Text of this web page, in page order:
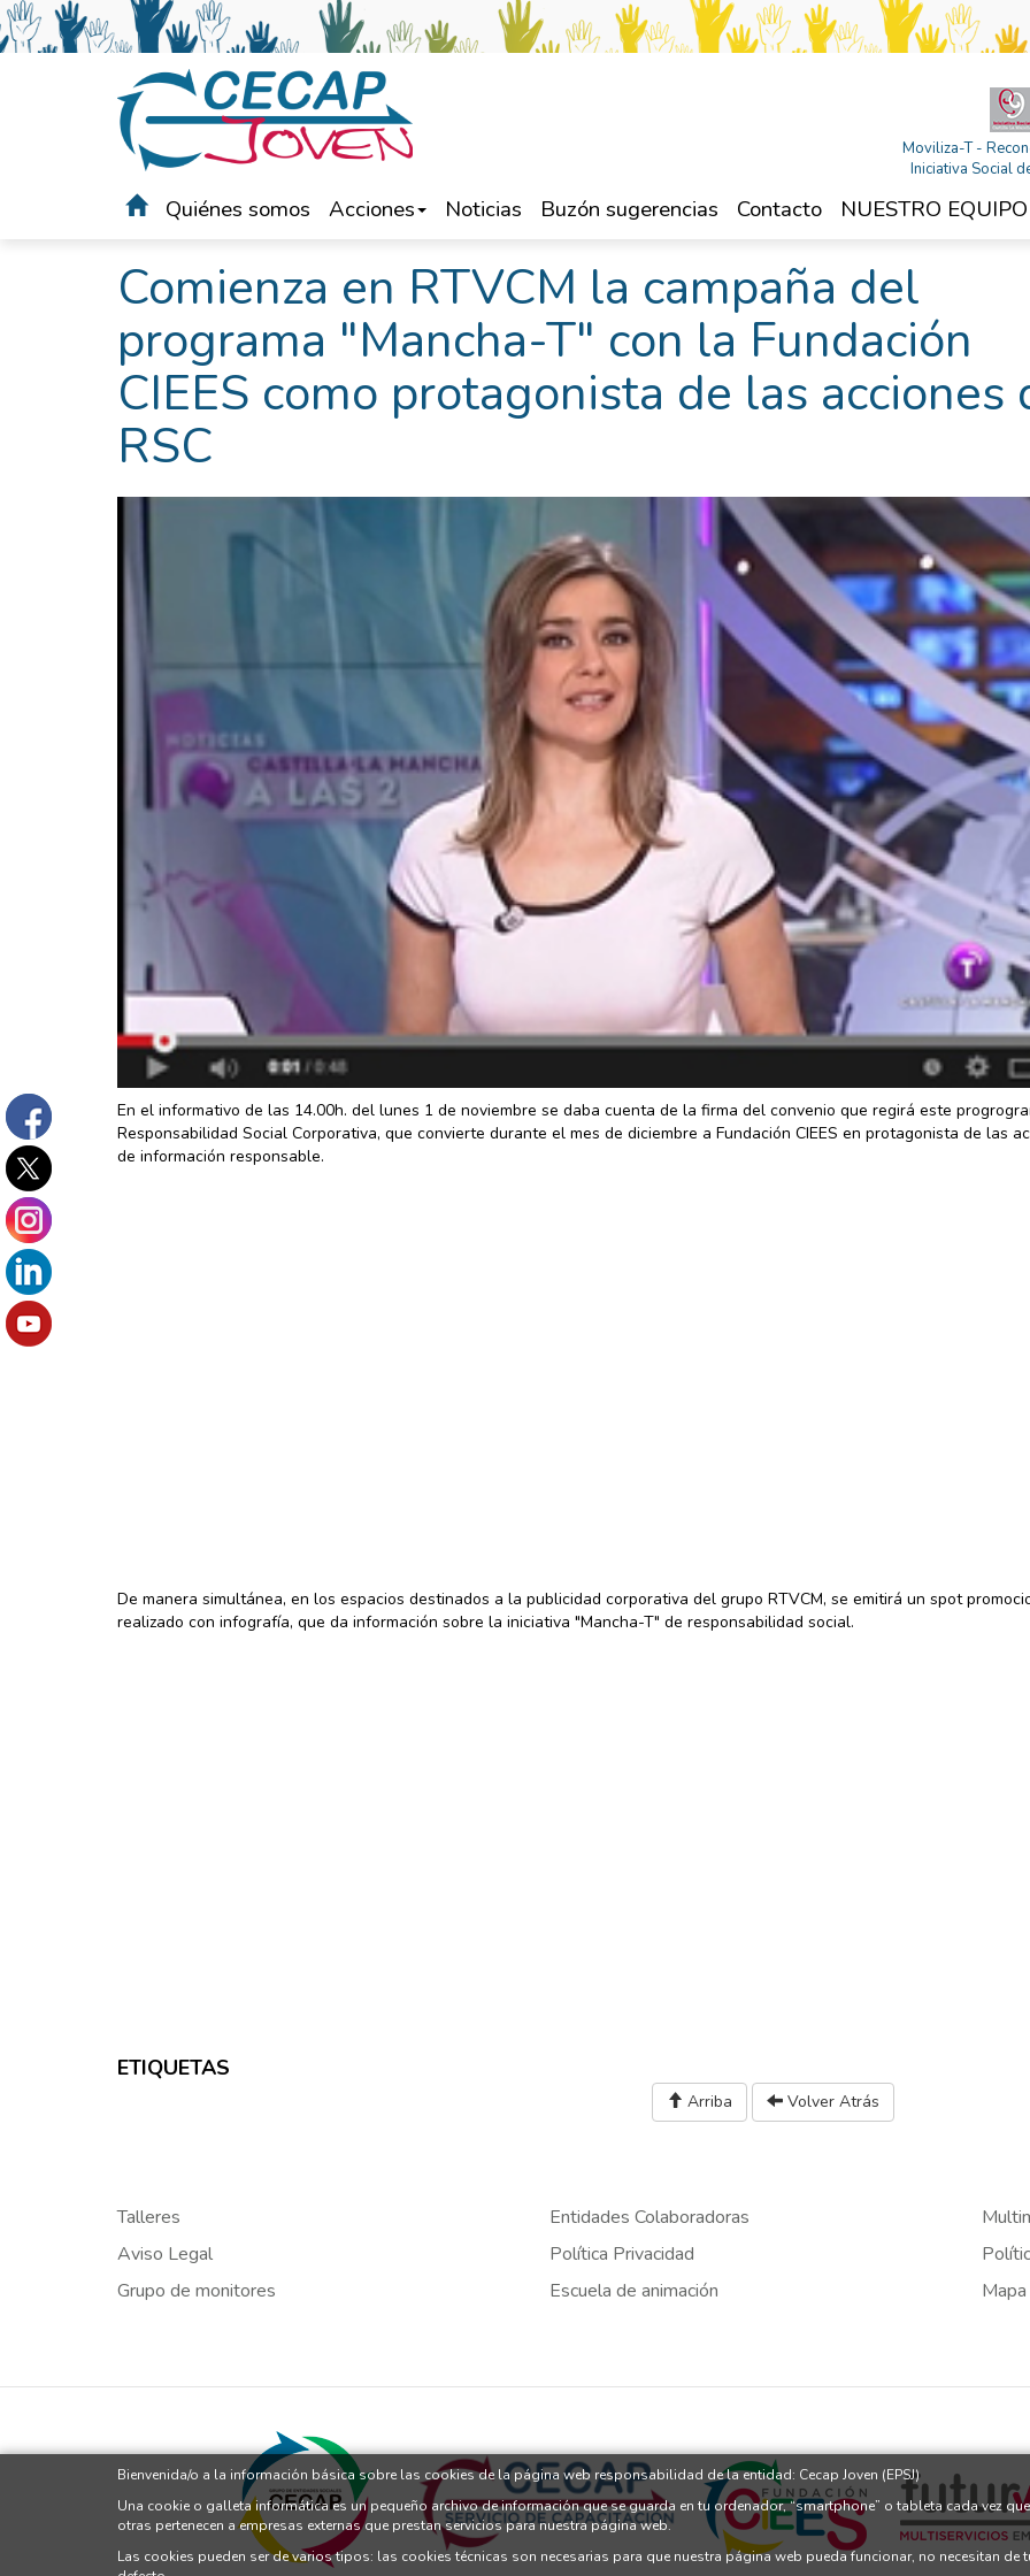
Moviliza-T -
Iniciativa Social
Quiénes somos Acciones Noticias Buzón sugerencias Contacto NUESTRO EQUIPO
Comienza en RTVCM la campaña del
programa "Mancha-T" con la Fundación
CIEES como protagonista de las acciones
RSC
En el informativo de las 14.00h. del lunes 1 de noviembre se daba cuenta de la firma del convenio que regirá este
Responsabilidad Social Corporativa, que convierte durante el mes de diciembre a Fundación CIEES en protagonista de las
de información responsable.
De manera simultánea, en los espacios destinados a la publicidad corporativa del grupo RTVCM, se emitirá un spot
realizado con infografía, que da información sobre la iniciativa "Mancha-T" de responsabilidad social.
ETIQUETAS
Arriba Volver Atrás
Talleres Entidades Colaboradoras
Aviso Legal
Política Privacidad
Grupo de monitores
Escuela de animación
Bienvenida/o a la información básica sobre las cookies de la página web responsabilidad de la entidad: Cecap Joven (EPSJ)
Una cookie o galleta informática es un pequeño archivo de información que se guarda en tu ordenador, “smartphone” o tableta cada vez
otras pertenecen a empresas externas que prestan servicios para nuestra página web.
Las cookies pueden ser de varios tipos: las cookies técnicas son necesarias para que nuestra página web pueda funcionar, no necesitan